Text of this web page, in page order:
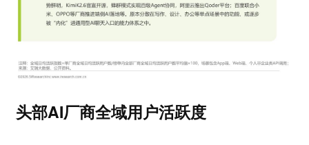
头部AI厂商全域用户活跃度